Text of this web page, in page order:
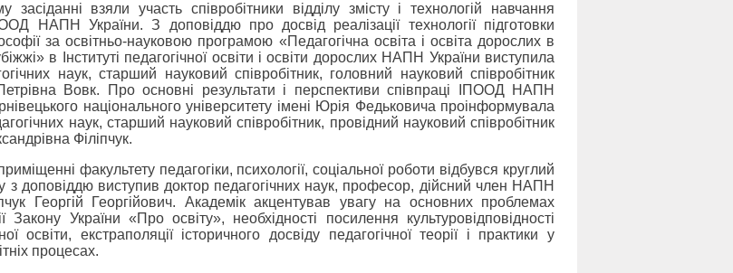
засіданні взяли участь співробітники відділу змісту і технологій навчання
НАПН України. З доповіддю про досвід реалізації технології підготовки
за освітньо-науковою програмою «Педагогічна освіта і освіта дорослих в
в Інституті педагогічної освіти і освіти дорослих НАПН України виступила
наук, старший науковий співробітник, головний науковий співробітник
Вовк. Про основні результати і перспективи співпраці ІПООД НАПН
національного університету імені Юрія Федьковича проінформувала
наук, старший науковий співробітник, провідний науковий співробітник
Філіпчук.
факультету педагогіки, психології, соціальної роботи відбувся круглий
з доповіддю виступив доктор педагогічних наук, професор, дійсний член НАПН
Георгій Георгійович. Академік акцентував увагу на основних проблемах
Закону України «Про освіту», необхідності посилення культуровідповідності
освіти, екстраполяції історичного досвіду педагогічної теорії і практики у
процесах.